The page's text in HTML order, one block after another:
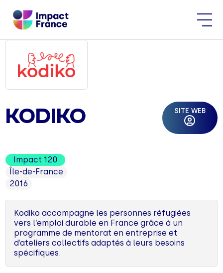
KODIKO SITE WEB
Impact 120
Île-de-France
2016
Kodiko accompagne les personnes réfugiées
vers l’emploi durable en France grâce à un
programme de mentorat en entreprise et
d’ateliers collectifs adaptés à leurs besoins
spécifiques.